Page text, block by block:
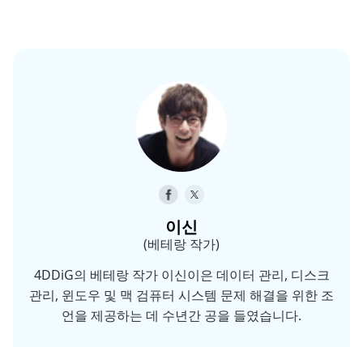
이신
(베테랑 작가)
4DDiG의 베테랑 작가 이신이은 데이터 관리, 디스크
관리, 윈도우 및 맥 검퓨터 시스템 문제 해결을 위한 조
언을 제공하는 데 수년간 공을 들였습니다.